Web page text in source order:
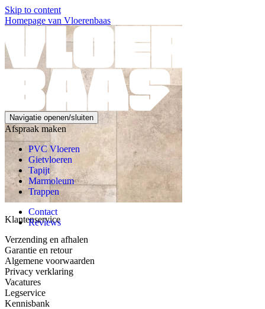
Skip to content
Homepage van Vloerenbaas
Navigatie openen/sluiten
Afspraak maken
PVC Vloeren
Gietvloeren
Tapijt
Marmoleum
Trappen
Contact
Reviews
Klantenservice
Verzending en afhalen
Garantie en retour
Algemene voorwaarden
Privacy verklaring
Vacatures
Legservice
Kennisbank